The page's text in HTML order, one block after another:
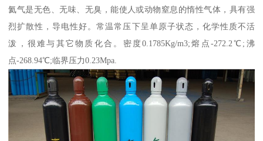
氦气是无色、无味、无臭，能使人或动物窒息的惰性气体，具有强
烈扩散性，导电性好。常温常压下呈单原子状态，化学性质不活
泼，很难与其它物质化合。密度0.1785Kg/m3;熔点-272.2℃;沸
点-268.94℃;临界压力0.23Mpa.